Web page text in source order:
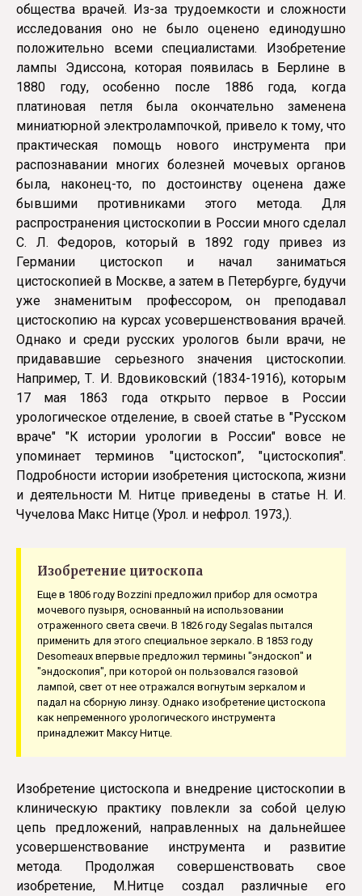
общества врачей. Из-за трудоемкости и сложности
исследования оно не было оценено единодушно
положительно всеми специалистами. Изобретение
лампы Эдиссона, которая появилась в Берлине в
1880 году, особенно после 1886 года, когда
платиновая петля была окончательно заменена
миниатюрной электролампочкой, привело к тому, что
практическая помощь нового инструмента при
распознавании многих болезней мочевых органов
была, наконец-то, по достоинству оценена даже
бывшими противниками этого метода. Для
распространения цистоскопии в России много сделал
С. Л. Федоров, который в 1892 году привез из
Германии цистоскоп и начал заниматься
цистоскопией в Москве, а затем в Петербурге, будучи
уже знаменитым профессором, он преподавал
цистоскопию на курсах усовершенствования врачей.
Однако и среди русских урологов были врачи, не
придававшие серьезного значения цистоскопии.
Например, Т. И. Вдовиковский (1834-1916), которым
17 мая 1863 года открыто первое в России
урологическое отделение, в своей статье в "Русском
враче" "К истории урологии в России" вовсе не
упоминает терминов "цистоскоп”, "цистоскопия".
Подробности истории изобретения цистоскопа, жизни
и деятельности М. Нитце приведены в статье Н. И.
Чучелова Макс Нитце (Урол. и нефрол. 1973,).
Изобретение цитоскопа
Еще в 1806 году Bozzini предложил прибор для осмотра
мочевого пузыря, основанный на использовании
отраженного света свечи. В 1826 году Segalas пытался
применить для этого специальное зеркало. В 1853 году
Desomeaux впервые предложил термины "эндоскоп" и
"эндоскопия", при которой он пользовался газовой
лампой, свет от нее отражался вогнутым зеркалом и
падал на сборную линзу. Однако изобретение цистоскопа
как непременного урологического инструмента
принадлежит Максу Нитце.
Изобретение цистоскопа и внедрение цистоскопии в
клиническую практику повлекли за собой целую
цепь предложений, направленных на дальнейшее
усовершенствование инструмента и развитие
метода. Продолжая совершенствовать свое
изобретение, М.Нитце создал различные его